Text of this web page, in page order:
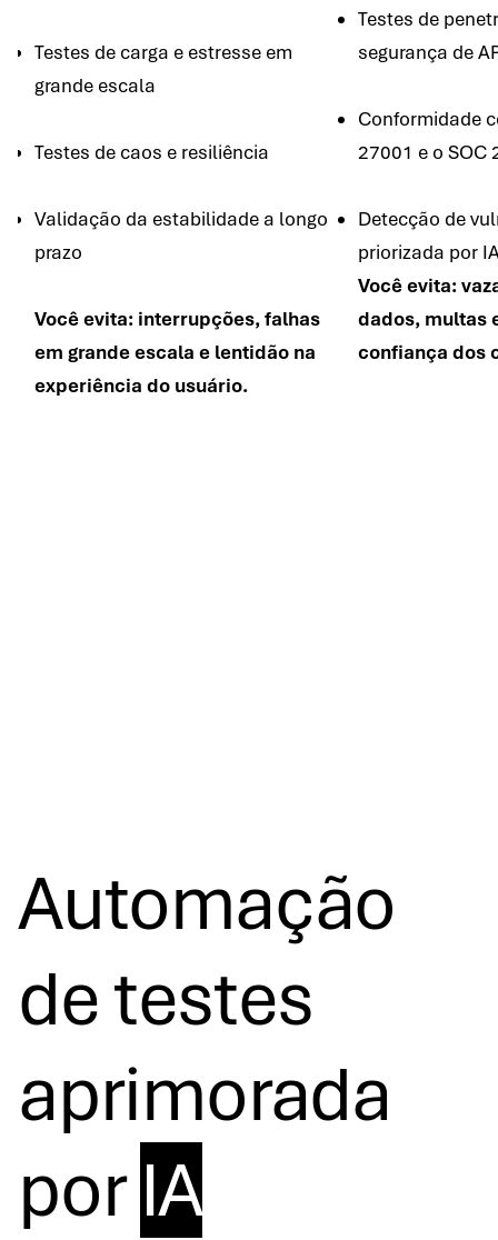
Testes de carga e estresse em
grande escala
Testes de caos e resiliência
Validação da estabilidade a longo
prazo
Você evita: interrupções, falhas
em grande escala e lentidão na
experiência do usuário.
Testes de
segurança de
Conformidade
27001 e o SOC
Detecção de
priorizada por
Você evita:
dados, multas
confiança dos
Automação
de testes
aprimorada
porIA